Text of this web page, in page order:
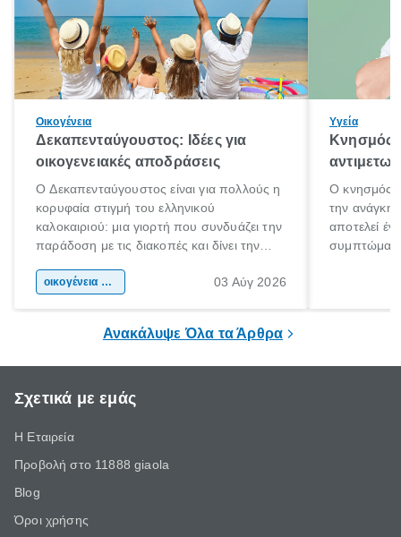
Οικογένεια
Δεκαπενταύγουστος: Ιδέες για
οικογενειακές αποδράσεις
Ο Δεκαπενταύγουστος είναι για πολλούς η
κορυφαία στιγμή του ελληνικού
καλοκαιριού: μια γιορτή που συνδυάζει την
παράδοση με τις διακοπές και δίνει την
χώρας. Είτε πρόκειται για λίγες μέρες
οικογένεια & παιδί 03 Αύγ 2026
Υγεία
Κνησμός:
Ο κνησμός
την ανάγκη
αποτελεί
Ανακάλυψε Όλα τα Άρθρα
Σχετικά με εμάς
Η Εταιρεία
Προβολή στο 11888 giaola
Blog
Όροι χρήσης